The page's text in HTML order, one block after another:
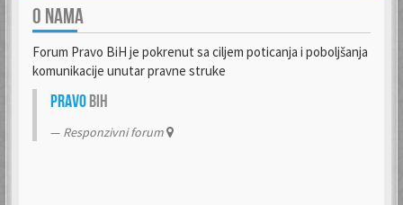
O NAMA
Forum Pravo BiH je pokrenut sa ciljem poticanja i poboljšanja
komunikacije unutar pravne struke
PravoBiH
Responzivni forum